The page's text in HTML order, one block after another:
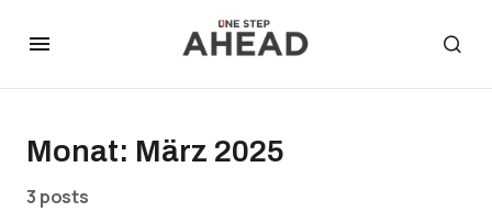
Monat: März 2025
3 posts